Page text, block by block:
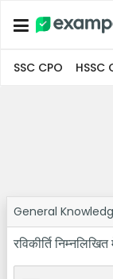
SSC CPO HSSC
General
रविकीर्ति